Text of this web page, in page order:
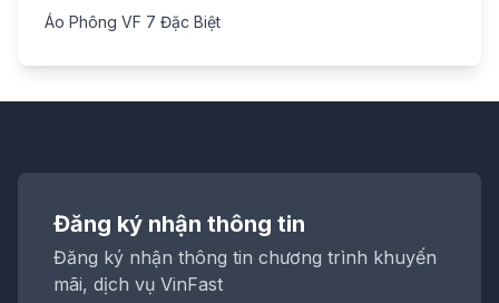
Áo Phông VF 7 Đặc Biệt
Đăng ký nhận thông tin
Đăng ký nhận thông tin chương trình khuyến
mãi, dịch vụ VinFast